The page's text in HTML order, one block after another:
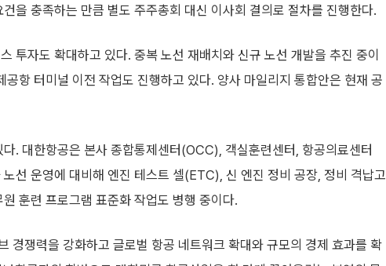
을 충족하는 만큼 별도 주주총회 대신 이사회 결의로 절차를 진행한다.
투자도 확대하고 있다. 중복 노선 재배치와 신규 노선 개발을 추진 중이
항 터미널 이전 작업도 진행하고 있다. 양사 마일리지 통합안은 현재 공
. 대한항공은 본사 종합통제센터(OCC), 객실훈련센터, 항공의료센터
선 운영에 대비해 엔진 테스트 셀(ETC), 신 엔진 정비 공장, 정비 격납고
훈련 프로그램 표준화 작업도 병행 중이다.
경쟁력을 강화하고 글로벌 항공 네트워크 확대와 규모의 경제 효과를 확